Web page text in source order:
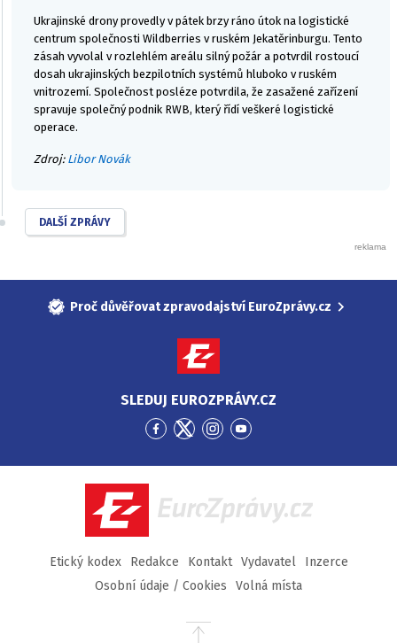
Ukrajinské drony provedly v pátek brzy ráno útok na logistické
centrum společnosti Wildberries v ruském Jekatěrinburgu. Tento
zásah vyvolal v rozlehlém areálu silný požár a potvrdil rostoucí
dosah ukrajinských bezpilotních systémů hluboko v ruském
vnitrozemí. Společnost posléze potvrdila, že zasažené zařízení
spravuje společný podnik RWB, který řídí veškeré logistické
operace.
Zdroj: Libor Novák
DALŠÍ ZPRÁVY
Proč důvěřovat zpravodajství EuroZprávy.cz
SLEDUJ EUROZPRÁVY.CZ
Přejít
Facebook
Přejít
Twitter
Přejít
Instagram
Přejít
YouTube
EuroZprávy.cz
Etický kodex Redakce Kontakt Vydavatel
Inzerce
Osobní údaje / Cookies
Volná místa
Přejít